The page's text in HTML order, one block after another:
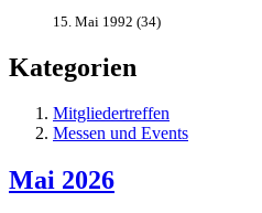
15. Mai 1992 (34)
Kategorien
Mitgliedertreffen
Messen und Events
Mai 2026